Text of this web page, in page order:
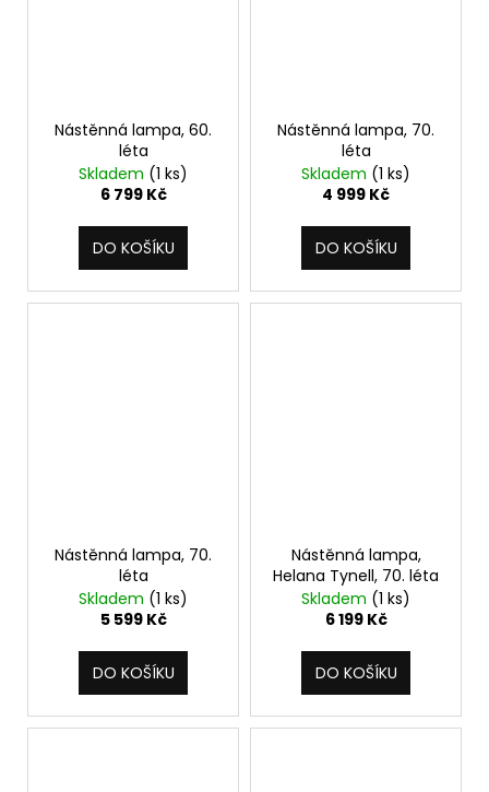
Nástěnná lampa, 60.
léta
Skladem (1 ks)
6 799 Kč
DO KOŠÍKU
Nástěnná lampa, 70.
léta
Skladem (1 ks)
4 999 Kč
DO KOŠÍKU
Nástěnná lampa, 70.
léta
Skladem (1 ks)
5 599 Kč
DO KOŠÍKU
Nástěnná lampa,
Helana Tynell, 70. léta
Skladem (1 ks)
6 199 Kč
DO KOŠÍKU